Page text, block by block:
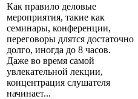
Как правило деловые
мероприятия, такие как
семинары, конференции,
переговоры длятся достаточно
долго, иногда до 8 часов.
Даже во время самой
увлекательной лекции,
концентрация слушателя
начинает...